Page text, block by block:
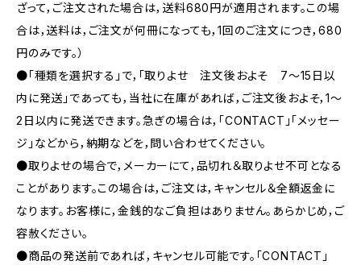
ざって，ご注文された場合は，送料680円が適用されます。この場
合は，送料は，ご注文が何冊になっても，1回のご注文につき，680
円のみです。）
●「種類を選択する」で，「取りよせ 注文後およそ 7〜15日以
内に発送」であっても，当社に在庫があれば，ご注文後およそ，1〜
2日以内に発送できます。急ぎの場合は，「CONTACT」「メッセー
ジ」などから，納期などを，問い合わせてください。
●取りよせの場合で，メーカーにて，品切れ＆取りよせ不可となる
ことがあります。この場合は，ご注文は，キャンセル＆全額返金に
なります。お客様に，金銭的なご負担はありません。あらかじめ，ご
容赦ください。
●商品の発送前であれば，キャンセル可能です。「CONTACT」